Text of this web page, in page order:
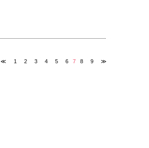
≪ 1 2 3 4 5 6 7 8 9 ≫